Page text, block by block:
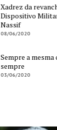
Xadrez da
Dispositivo
Nassif
08/06/2020
Sempre a mesma
sempre
03/06/2020